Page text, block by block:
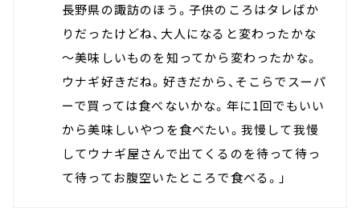
長野県の諏訪のほう。子供のころはタレばか
りだったけどね、大人になると変わったかな
～美味しいものを知ってから変わったかな。
ウナギ好きだね。好きだから、そこらでスーパ
ーで買っては食べないかな。年に1回でもいい
から美味しいやつを食べたい。我慢して我慢
してウナギ屋さんで出てくるのを待って待っ
て待ってお腹空いたところで食べる。」